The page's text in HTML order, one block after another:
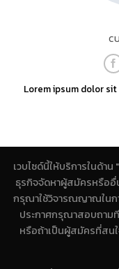
Lorem ipsum dolor
เวบไซด์นี้ให้บริการในด้า
ธุรกิจจัดหาผู้สมัครหรืออื่
กรุณาใช้วิจารณญาณในก
ประกาศกรุณาสอบถาม
หรือถ้าเป็นผู้สมัครที่สน